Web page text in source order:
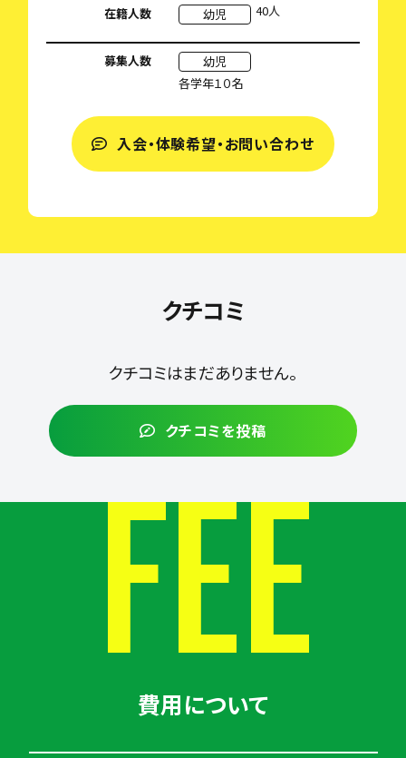
在籍人数 幼児 40人
募集人数
幼児
各学年１０名
入会・体験希望・お問い合わせ
クチコミ
クチコミはまだありません。
クチコミを投稿
FEE
費用について